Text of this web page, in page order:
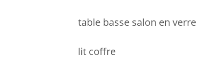
table basse salon en verre
lit coffre